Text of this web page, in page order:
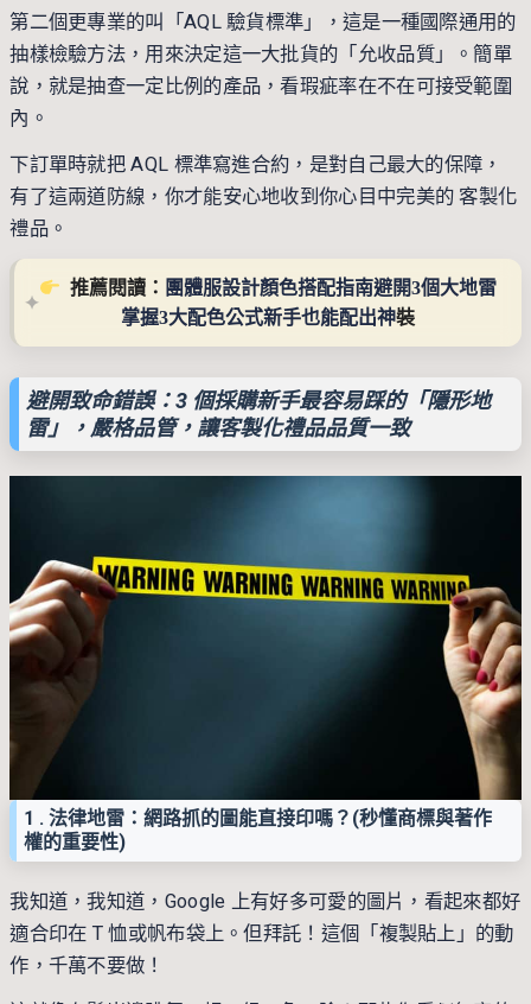
第二個更專業的叫「AQL 驗貨標準」，這是一種國際通用的
抽樣檢驗方法，用來決定這一大批貨的「允收品質」。簡單
說，就是抽查一定比例的產品，看瑕疵率在不在可接受範圍
內。
下訂單時就把 AQL 標準寫進合約，是對自己最大的保障，
有了這兩道防線，你才能安心地收到你心目中完美的 客製化
禮品。
  推薦閱讀：
團體服設計顏色搭配指南避開3個大地雷
掌握3大配色公式新手也能配出神裝
避開致命錯誤：3 個採購新手最容易踩的「隱形地
雷」
， 嚴格品管，讓客製化禮品品質一致
1 . 法律地雷：網路抓的圖能直接印嗎？(秒懂商標與著作
權的重要性)
我知道，我知道，Google 上有好多可愛的圖片，看起來都好
適合印在 T 恤或帆布袋上。但拜託！這個「複製貼上」的動
作，千萬不要做！